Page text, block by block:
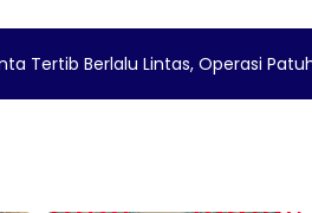
Tertib Berlalu Lintas, Operasi